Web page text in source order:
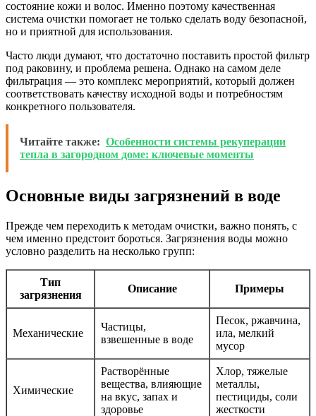
состояние кожи и волос. Именно поэтому качественная
система очистки помогает не только сделать воду безопасной,
но и приятной для использования.
Часто люди думают, что достаточно поставить простой фильтр
под раковину, и проблема решена. Однако на самом деле
фильтрация — это комплекс мероприятий, который должен
соответствовать качеству исходной воды и потребностям
конкретного пользователя.
Читайте также: Особенности системы рекуперации
тепла в загородном доме: ключевые моменты
Основные виды загрязнений в воде
Прежде чем переходить к методам очистки, важно понять, с
чем именно предстоит бороться. Загрязнения воды можно
условно разделить на несколько групп:
Тип
загрязнения
Описание Примеры
Механические
Частицы,
взвешенные в воде
Песок, ржавчина,
ила, мелкий
мусор
Химические
Растворённые
вещества, влияющие
на вкус, запах и
здоровье
Хлор, тяжелые
металлы,
пестициды, соли
жесткости